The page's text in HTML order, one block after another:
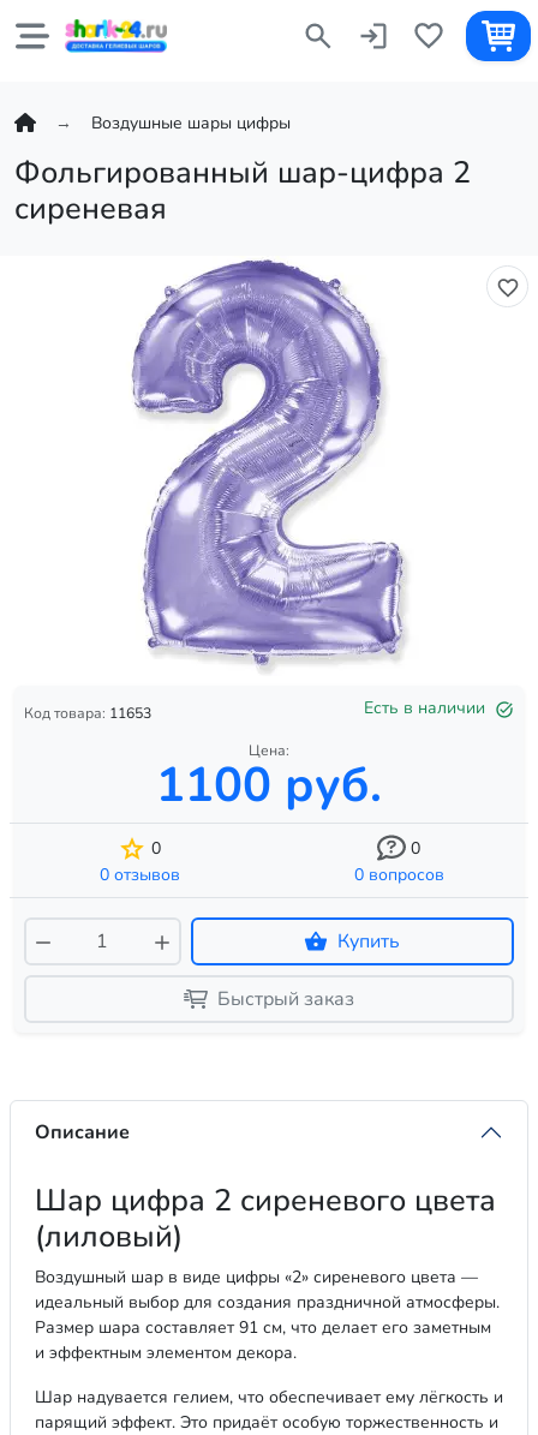
Воздушные шары цифры
Фольгированный шар-цифра 2
сиреневая
Код товара: 11653 Есть в наличии
Цена:
1100 руб.
0
0 отзывов
0
0 вопросов
Купить
Быстрый заказ
Описание
Шар цифра 2 сиреневого цвета
(лиловый)
Воздушный шар в виде цифры «2» сиреневого цвета —
идеальный выбор для создания праздничной атмосферы.
Размер шара составляет 91 см, что делает его заметным
и эффектным элементом декора.
Шар надувается гелием, что обеспечивает ему лёгкость и
парящий эффект. Это придаёт особую торжественность и